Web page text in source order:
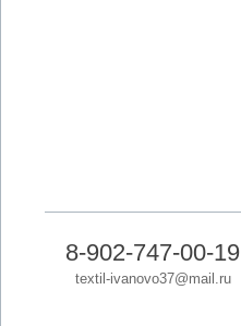
8-902-747-00-19
textil-ivanovo37@mail.ru